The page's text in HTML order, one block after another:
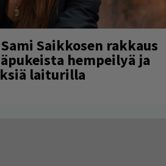
Saikkosen rakkaus
hempeilyä ja
laiturilla